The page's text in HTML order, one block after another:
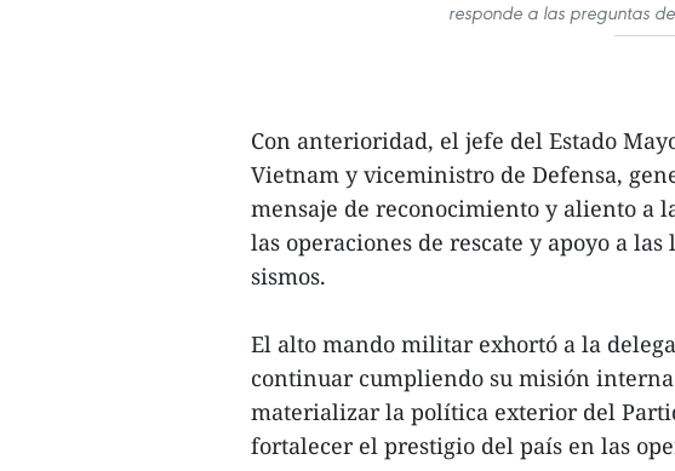
responde a las preguntas
Con anterioridad, el jefe del Estado
Vietnam y viceministro de Defensa,
mensaje de reconocimiento y aliento a
las operaciones de rescate y apoyo a
sismos.
El alto mando militar exhortó a la
continuar cumpliendo su misión
materializar la política exterior del
fortalecer el prestigio del país en las